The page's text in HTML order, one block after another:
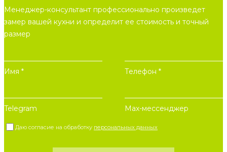
Менеджер-консультант профессионально произведет
замер вашей кухни и определит ее стоимость и точный
размер
Имя * Телефон *
Telegram Max-мессенджер
Даю согласие на обработку персональных данных